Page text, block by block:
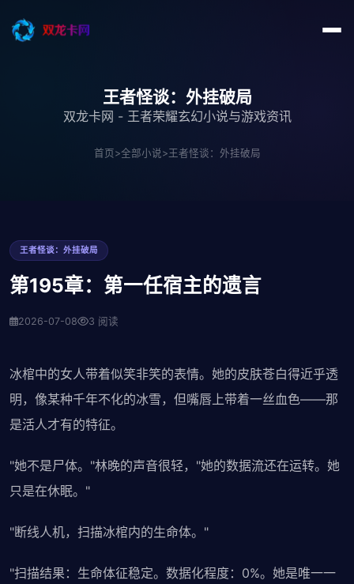
王者怪谈：外挂破局
双龙卡网 - 王者荣耀玄幻小说与游戏资讯
首页>全部小说>王者怪谈：外挂破局
王者怪谈：外挂破局
第195章：第一任宿主的遗言
2026-07-08 3 阅读
冰棺中的女人带着似笑非笑的表情。她的皮肤苍白得近乎透
明，像某种千年不化的冰雪，但嘴唇上带着一丝血色——那
是活人才有的特征。
"她不是尸体。"林晚的声音很轻，"她的数据流还在运转。她
只是在休眠。"
"断线人机，扫描冰棺内的生命体。"
"扫描结果：生命体征稳定。数据化程度：0%。她是唯一一